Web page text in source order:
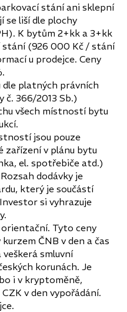
stání ani sklepní
se liší dle plochy
K bytům 2+kk a 3+kk
(926 000 Kč / stání
u prodejce. Ceny
platných právních
č. 366/2013 Sb.)
všech místností bytu
jsou pouze
zařízení v plánu bytu
el. spotřebiče atd.)
dodávky je
který je součástí
si vyhrazuje
orientační. Tyto ceny
ČNB v den a čas
smluvní
korunách. Je
i v kryptoměně,
v den vypořádání.